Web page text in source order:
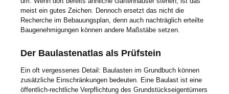
meist ein gutes Zeichen. Dennoch ersetzt das nicht die
Recherche im Bebauungsplan, denn auch nachträglich erteilte
Baugenehmigungen können andere Maßstäbe setzen.
Der Baulastenatlas als Prüfstein
Ein oft vergessenes Detail: Baulasten im Grundbuch können
zusätzliche Einschränkungen bedeuten. Eine Baulast ist eine
öffentlich-rechtliche Verpflichtung des Grundstückseigentümers